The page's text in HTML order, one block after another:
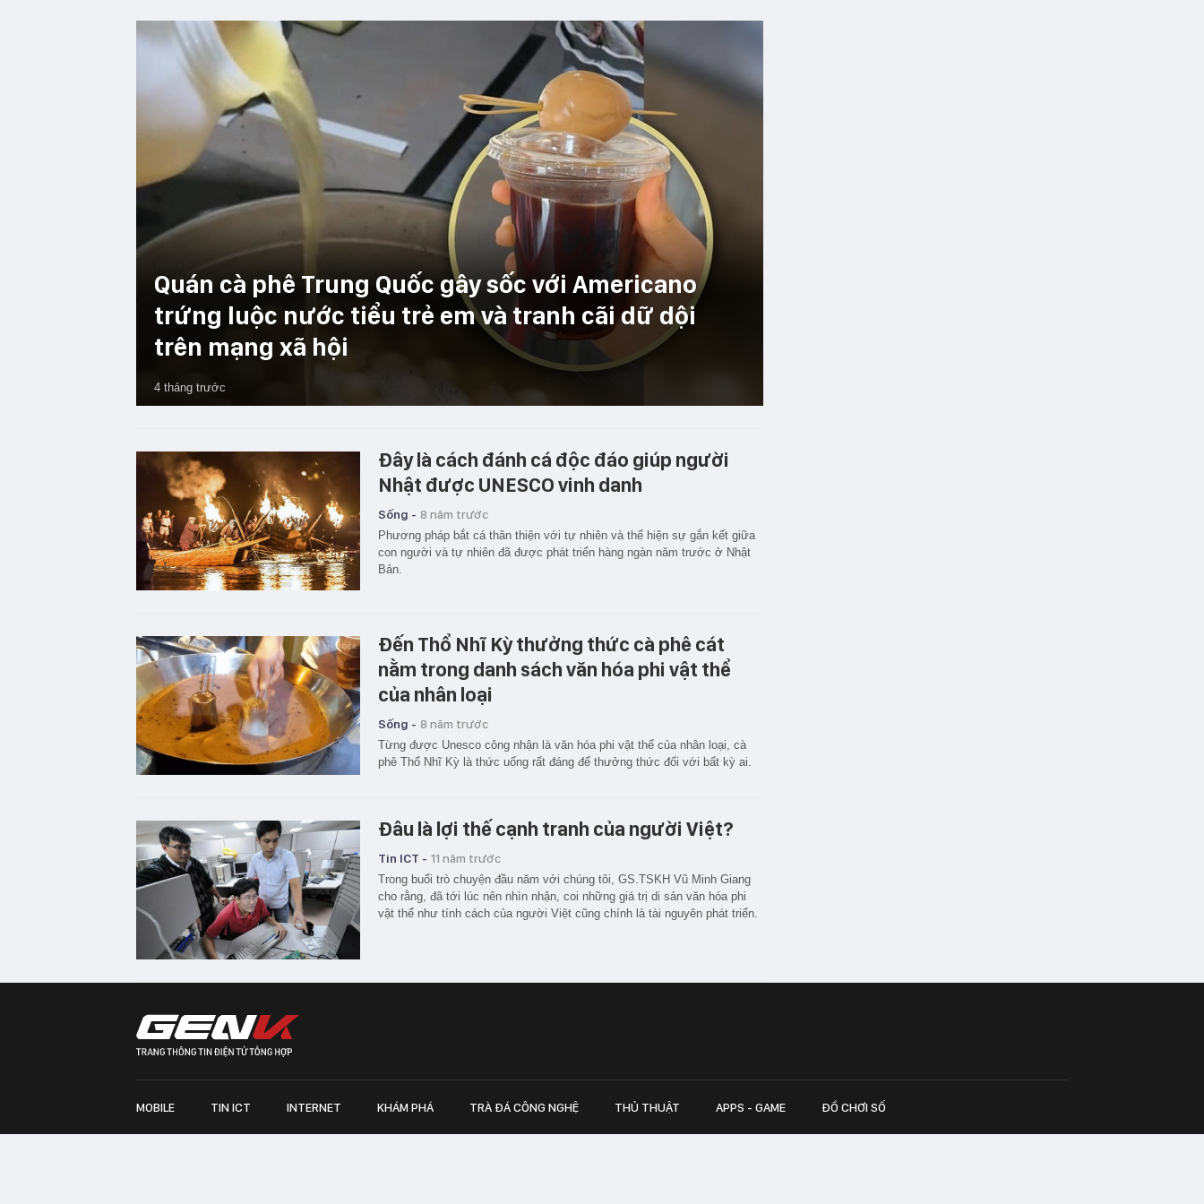
Quán cà phê Trung Quốc gây sốc với Americano
trứng luộc nước tiểu trẻ em và tranh cãi dữ dội
trên mạng xã hội
4 tháng trước
Đây là cách đánh cá độc đáo giúp người
Nhật được UNESCO vinh danh
Sống - 8 năm trước
Phương pháp bắt cá thân thiện với tự nhiên và thể hiện sự gắn kết giữa
con người và tự nhiên đã được phát triển hàng ngàn năm trước ở Nhật
Bản.
Đến Thổ Nhĩ Kỳ thưởng thức cà phê cát
nằm trong danh sách văn hóa phi vật thể
của nhân loại
Sống - 8 năm trước
Từng được Unesco công nhận là văn hóa phi vật thể của nhân loại, cà
phê Thổ Nhĩ Kỳ là thức uống rất đáng để thưởng thức đối với bất kỳ ai.
Đâu là lợi thế cạnh tranh của người Việt?
Tin ICT - 11 năm trước
Trong buổi trò chuyện đầu năm với chúng tôi, GS.TSKH Vũ Minh Giang
cho rằng, đã tới lúc nên nhìn nhận, coi những giá trị di sản văn hóa phi
vật thể như tính cách của người Việt cũng chính là tài nguyên phát triển.
MOBILE TIN ICT INTERNET KHÁM PHÁ TRÀ ĐÁ CÔNG NGHỆ THỦ THUẬT APPS - GAME ĐỒ CHƠI SỐ